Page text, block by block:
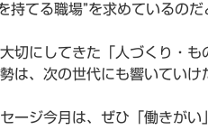
持てる職場”を求めているのだ
切にしてきた「人づくり・も
は、次の世代にも響いていけ
ージ今月は、ぜひ「働きがい